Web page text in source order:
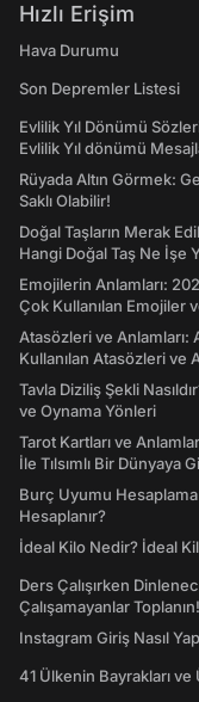
Hızlı Erişim
Hava Durumu
Son Depremler Listesi
Evlilik Yıl Dönümü
Evlilik Yıl dönümü
Rüyada Altın Görmek:
Saklı Olabilir!
Doğal Taşların Merak
Hangi Doğal Taş Ne İşe
Emojilerin Anlamları:
Çok Kullanılan Emojiler
Atasözleri ve Anlamları:
Kullanılan Atasözleri ve
Tavla Diziliş Şekli
ve Oynama Yönleri
Tarot Kartları ve
İle Tılsımlı Bir Dünyaya
Burç Uyumu
Hesaplanır?
İdeal Kilo Nedir? İdeal
Ders Çalışırken
Çalışamayanlar Toplanın!
Instagram Giriş Nasıl
41 Ülkenin Bayrakları ve